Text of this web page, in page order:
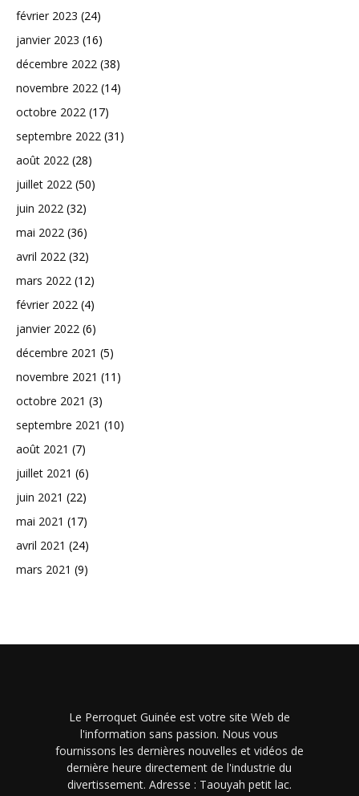
février 2023 (24)
janvier 2023 (16)
décembre 2022 (38)
novembre 2022 (14)
octobre 2022 (17)
septembre 2022 (31)
août 2022 (28)
juillet 2022 (50)
juin 2022 (32)
mai 2022 (36)
avril 2022 (32)
mars 2022 (12)
février 2022 (4)
janvier 2022 (6)
décembre 2021 (5)
novembre 2021 (11)
octobre 2021 (3)
septembre 2021 (10)
août 2021 (7)
juillet 2021 (6)
juin 2021 (22)
mai 2021 (17)
avril 2021 (24)
mars 2021 (9)
Le Perroquet Guinée est votre site Web de
l'information sans passion. Nous vous
fournissons les dernières nouvelles et vidéos de
dernière heure directement de l'industrie du
divertissement. Adresse : Taouyah petit lac.